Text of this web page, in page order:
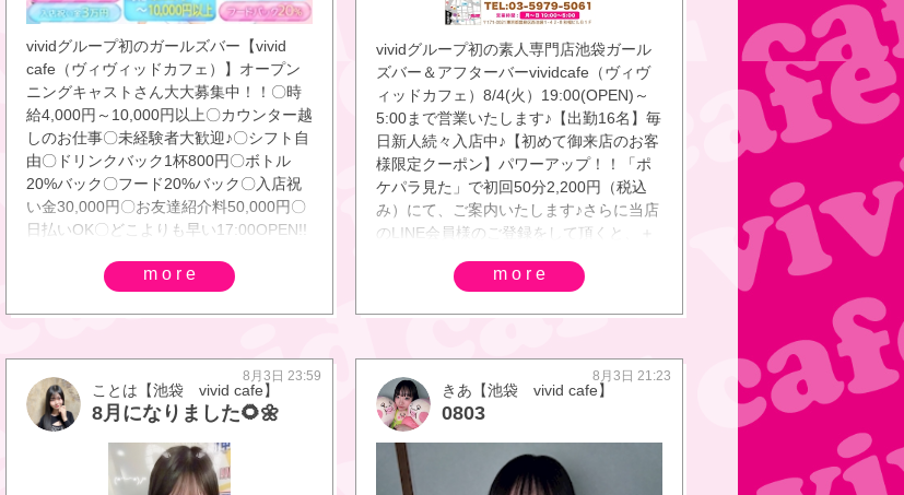
vividグループ初のガールズバー【vivid
cafe（ヴィヴィッドカフェ）】オープン
ニングキャストさん大大募集中！！〇時
給4,000円～10,000円以上〇カウンター越
しのお仕事〇未経験者大歓迎♪〇シフト自
由〇ドリンクバック1杯800円〇ボトル
20%バック〇フード20%バック〇入店祝
い金30,000円〇お友達紹介料50,000円〇
日払いOK〇どこよりも早い17:00OPEN!!
稼げます♪〇朝5:00までの営業なので、遅
げます♪などなど、、ガールズバーとして
ンター越しでのお仕事！ドリンクを作っ
たり、 カクテルを作ったり、 ドリンクを
提供したり、、などなど！ ご応募はこち
らから↓https://www.pokepara-
tainew.jp/tokyo/m3/a10007/shop18260/
体験入店は毎日受け付けております♪ご応
more
vividグループ初の素人専門店池袋ガール
ズバー＆アフターバーvividcafe（ヴィヴ
ィッドカフェ）8/4(火）19:00(OPEN)～
5:00まで営業いたします♪【出勤16名】毎
日新人続々入店中♪【初めて御来店のお客
様限定クーポン】パワーアップ！！「ポ
ケパラ見た」で初回50分2,200円（税込
み）にて、ご案内いたします♪さらに当店
のLINE会員様のご登録をして頂くと、＋
込み）にて、ご案内させて頂きます♪～本
ます♪【LINE会員様】は、毎日最安値料金
でご案内させて頂いております♪ご登録は
こちらから
↓https://www.pokepara.jp/tokyo/m3/a100
07/shop18260/pickupnews/no_372224.ht
ml飲み放題メニュー生ビール、焼酎、ハ
more
ことは【池袋 vivid cafe】
8月になりました🌻🌼
8月3日 23:59
きあ【池袋 vivid cafe】
0803
8月3日 21:23